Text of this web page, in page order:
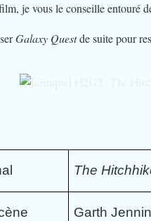
je vous le conseille entouré
Galaxy Questde suite pour
The
Garth